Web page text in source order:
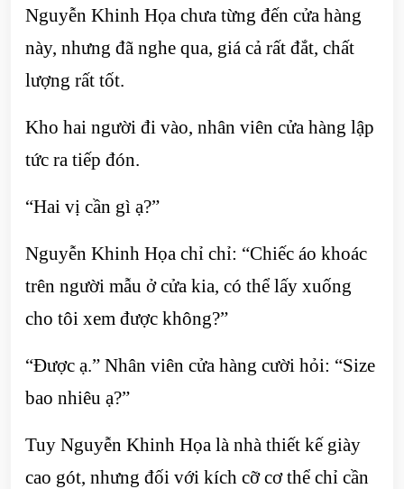
Nguyễn Khinh Họa chưa từng đến cửa hàng
này, nhưng đã nghe qua, giá cả rất đắt, chất
lượng rất tốt.
Kho hai người đi vào, nhân viên cửa hàng lập
tức ra tiếp đón.
“Hai vị cần gì ạ?”
Nguyễn Khinh Họa chỉ chỉ: “Chiếc áo khoác
trên người mẫu ở cửa kia, có thể lấy xuống
cho tôi xem được không?”
“Được ạ.” Nhân viên cửa hàng cười hỏi: “Size
bao nhiêu ạ?”
Tuy Nguyễn Khinh Họa là nhà thiết kế giày
cao gót, nhưng đối với kích cỡ cơ thể chỉ cần